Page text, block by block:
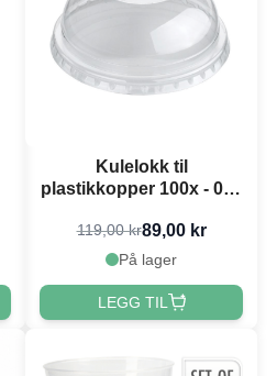
Kulelokk til
plastikkopper 100x - 0,3-
119,00 kr89,00 kr
På lager
LEGG TIL